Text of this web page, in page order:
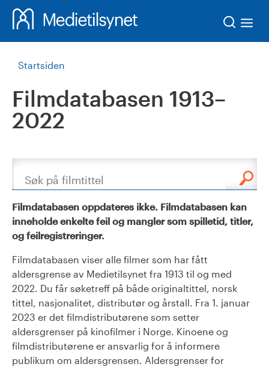
Startsiden
Filmdatabasen 1913–
2022
Søk
Filmdatabasen oppdateres ikke. Filmdatabasen kan
inneholde enkelte feil og mangler som spilletid, titler,
og feilregistreringer.
Filmdatabasen viser alle filmer som har fått
aldersgrense av Medietilsynet fra 1913 til og med
2022. Du får søketreff på både originaltittel, norsk
tittel, nasjonalitet, distributør og årstall. Fra 1. januar
2023 er det filmdistributørene som setter
aldersgrenser på kinofilmer i Norge. Kinoene og
filmdistributørene er ansvarlig for å informere
publikum om aldersgrensen. Aldersgrenser for